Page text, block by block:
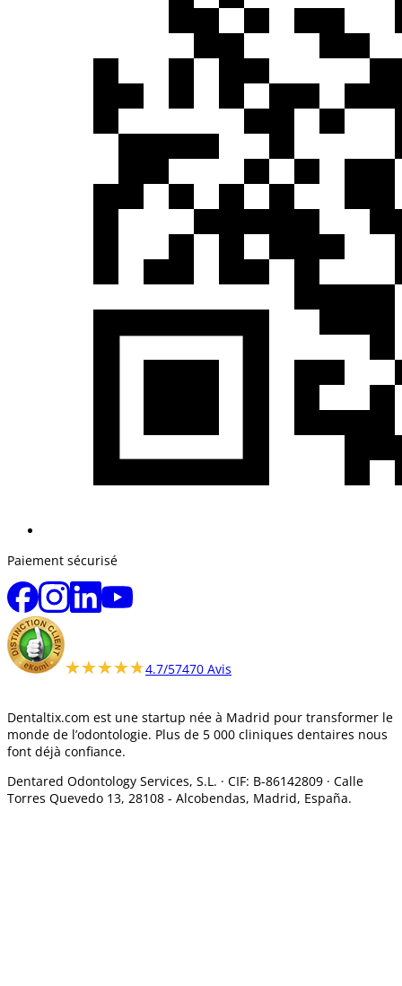
Paiement sécurisé
★★★★★
★★★★★4.7/57470 Avis
Dentaltix.com est une startup née à Madrid pour transformer le
monde de l’odontologie. Plus de 5 000 cliniques dentaires nous
font déjà confiance.
Dentared Odontology Services, S.L. · CIF: B-86142809 · Calle
Torres Quevedo 13, 28108 - Alcobendas, Madrid, España.